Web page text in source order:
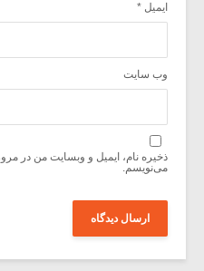
ایمیل *
وب‌ سایت
ذخیره نام، ایمیل و وبسایت من در
می‌نویسم.